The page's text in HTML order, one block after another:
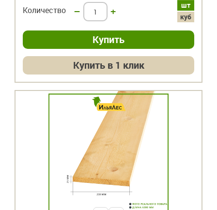
шт
куб
Количество – +
Купить в 1 клик